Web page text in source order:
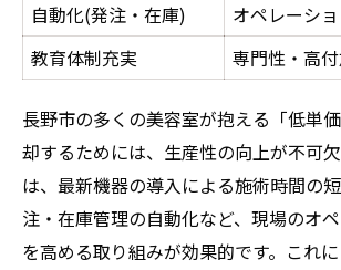
自動化(発注・在庫)
オペレーシ
教育体制充実
専門性・高
長野市の多くの美容室が抱える「低単
却するためには、生産性の向上が不可
は、最新機器の導入による施術時間の
注・在庫管理の自動化など、現場のオ
を高める取り組みが効果的です。これ